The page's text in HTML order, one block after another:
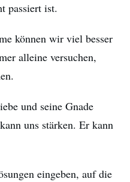
passiert ist.
können wir viel besser
alleine versuchen,
und seine Gnade
uns stärken. Er kann
eingeben, auf die